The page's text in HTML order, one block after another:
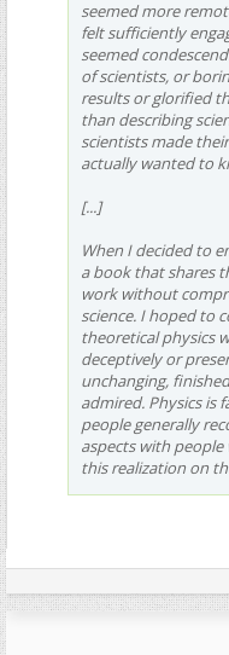
seemed more
felt sufficiently
seemed
of scientists, or
results or glorified
than describing
scientists made
actually wanted to
[...]
When I decided to
a book that shares
work without
science. I hoped to
theoretical physics
deceptively or
unchanging,
admired. Physics is
people generally
aspects with
this realization on